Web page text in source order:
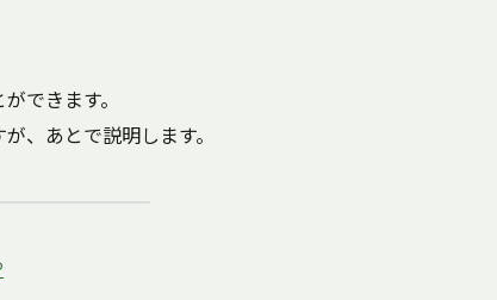
できます。
、あとで説明します。